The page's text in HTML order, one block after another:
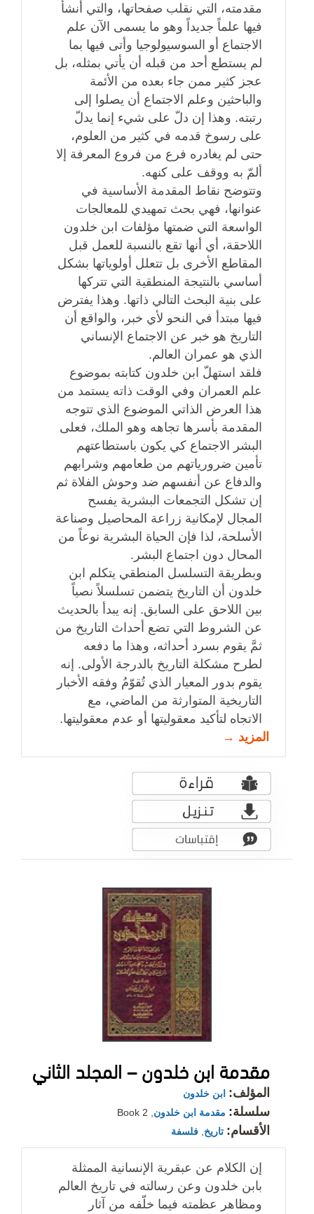
مقدمته، التي نقلب صفحاتها، والتي أنشأ
فيها علماً جديداً وهو ما يسمى الآن علم
الاجتماع أو السوسيولوجيا وأتى فيها بما
لم يستطع أحد من قبله أن يأتي بمثله، بل
عجز كثير ممن جاء بعده من الأئمة
والباحثين وعلم الاجتماع أن يصلوا إلى
رتبته. وهذا إن دلّ على شيء إنما يدلّ
على رسوخ قدمه في كثير من العلوم،
حتى لم يغادره فرع من فروع المعرفة إلا
ألمّ به ووقف على كنهه.
وتتوضح نقاط المقدمة الأساسية في
عنوانها، فهي بحث تمهيدي للمعالجات
الواسعة التي ضمتها مؤلفات ابن خلدون
اللاحقة، أي أنها تقع بالنسبة للعمل قبل
المقاطع الأخرى بل تتعلل أولوياتها بشكل
أساسي بالنتيجة المنطقية التي تتركها
على بنية البحث التالي ذاتها. وهذا يفترض
فيها مبتدأ في النحو لأي خبر، والواقع أن
التاريخ هو خبر عن الاجتماع الإنساني
الذي هو عمران العالم.
فلقد استهلّ ابن خلدون كتابته بموضوع
علم العمران وفي الوقت ذاته يستمد من
هذا العرض الذاتي الموضوع الذي تتوجه
المقدمة بأسرها تجاهه وهو الملك، فعلى
البشر الاجتماع كي يكون باستطاعتهم
تأمين ضرورياتهم من طعامهم وشرابهم
والدفاع عن أنفسهم ضد وحوش الفلاة ثم
إن تشكل التجمعات البشرية يفسح
المجال لإمكانية زراعة المحاصيل وصناعة
الأسلحة، لذا فإن الحياة البشرية نوعاً من
المحال دون اجتماع البشر.
وبطريقة التسلسل المنطقي يتكلم ابن
خلدون أن التاريخ يتضمن تسلسلاً نصياً
بين اللاحق على السابق. إنه يبدأ بالحديث
عن الشروط التي تضع أحداث التاريخ من
ثمَّ يقوم بسرد أحداثه، وهذا ما دفعه
لطرح مشكلة التاريخ بالدرجة الأولى. إنه
يقوم بدور المعيار الذي تُقوّمُ وفقه الأخبار
التاريخية المتوارثة من الماضي، مع
الاتجاه لتأكيد معقوليتها أو عدم معقوليتها.
المزيد →
مقدمة ابن خلدون – المجلد الثاني
المؤلف: ابن خلدون
سلسلة: مقدمة ابن خلدون
الأقسام: تاريخ فلسفة
إن الكلام عن عبقرية الإنسانية الممثلة
بابن خلدون وعن رسالته في تاريخ العالم
ومظاهر عظمته فيما خلّفه من آثار